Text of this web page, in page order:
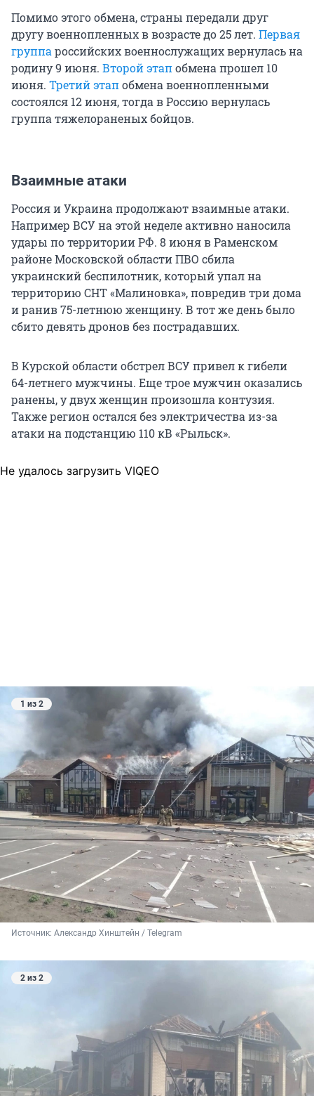
Помимо этого обмена, страны передали друг
другу военнопленных в возрасте до 25 лет. Первая
группа российских военнослужащих вернулась на
родину 9 июня. Второй этапобмена прошел 10
июня. Третий этапобмена военнопленными
состоялся 12 июня, тогда в Россию вернулась
группа тяжелораненых бойцов.
Взаимные атаки
Россия и Украина продолжают взаимные атаки.
Например ВСУ на этой неделе активно наносила
удары по территории РФ. 8 июня в Раменском
районе Московской области ПВО сбила
украинский беспилотник, который упал на
территорию СНТ «Малиновка», повредив три дома
и ранив 75-летнюю женщину. В тот же день было
сбито девять дронов без пострадавших.
В Курской области обстрел ВСУ привел к гибели
64-летнего мужчины. Еще трое мужчин оказались
ранены, у двух женщин произошла контузия.
Также регион остался без электричества из-за
атаки на подстанцию 110 кВ «Рыльск».
Не удалось загрузить VIQEO
1 из 2
Источник: Александр Хинштейн / Telegram
2 из 2